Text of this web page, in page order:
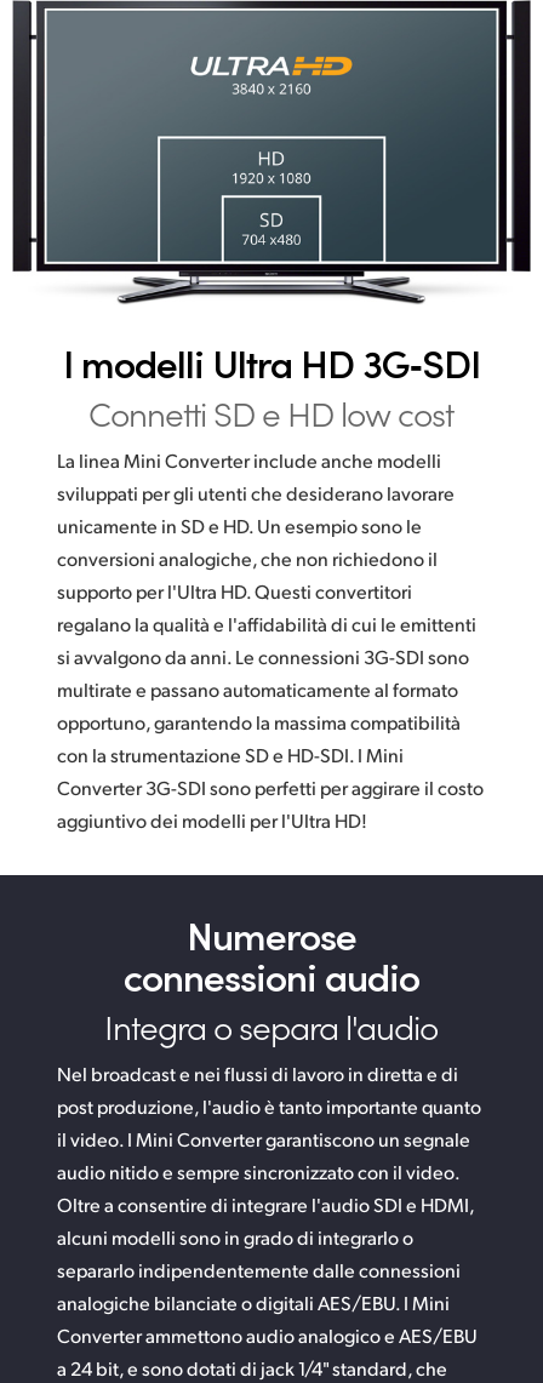
I modelli Ultra HD 3G‑SDI
Connetti SD e HD low cost
La linea Mini Converter include anche modelli
sviluppati per gli utenti che desiderano lavorare
unicamente in SD e HD. Un esempio sono le
conversioni analogiche, che non richiedono il
supporto per l'Ultra HD. Questi convertitori
regalano la qualità e l'affidabilità di cui le emittenti
si avvalgono da anni. Le connessioni 3G-SDI sono
multirate e passano automaticamente al formato
opportuno, garantendo la massima compatibilità
con la strumentazione SD e HD-SDI. I Mini
Converter 3G-SDI sono perfetti per aggirare il costo
aggiuntivo dei modelli per l'Ultra HD!
Numerose
connessioni audio
Integra o separa l'audio
Nel broadcast e nei flussi di lavoro in diretta e di
post produzione, l'audio è tanto importante quanto
il video. I Mini Converter garantiscono un segnale
audio nitido e sempre sincronizzato con il video.
Oltre a consentire di integrare l'audio SDI e HDMI,
alcuni modelli sono in grado di integrarlo o
separarlo indipendentemente dalle connessioni
analogiche bilanciate o digitali AES/EBU. I Mini
Converter ammettono audio analogico e AES/EBU
a 24 bit, e sono dotati di jack 1/4" standard, che